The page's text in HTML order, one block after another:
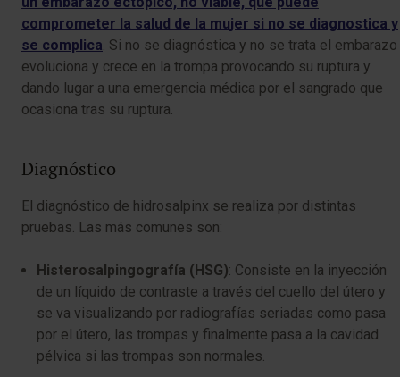
comprometer la salud de la mujer si no se diagnostica y
se complica. Si no se diagnóstica y no se trata el embarazo
evoluciona y crece en la trompa provocando su ruptura y
dando lugar a una emergencia médica por el sangrado que
ocasiona tras su ruptura.
Diagnóstico
El diagnóstico de hidrosalpinx se realiza por distintas
pruebas. Las más comunes son:
Histerosalpingografía (HSG): Consiste en la inyección
de un líquido de contraste a través del cuello del útero y
se va visualizando por radiografías seriadas como pasa
por el útero, las trompas y finalmente pasa a la cavidad
pélvica si las trompas son normales.